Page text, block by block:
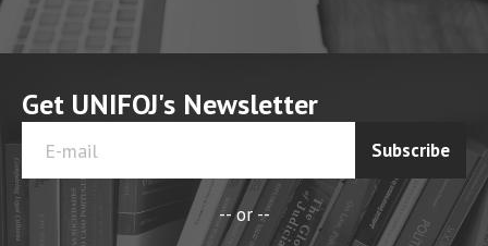
Get UNIFOJ's Newsletter
Subscribe
-- or --